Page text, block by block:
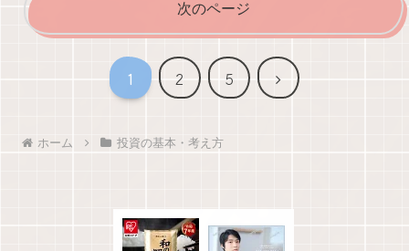
次のページ
1 2 5
次
ホーム 投資の基本・考え方